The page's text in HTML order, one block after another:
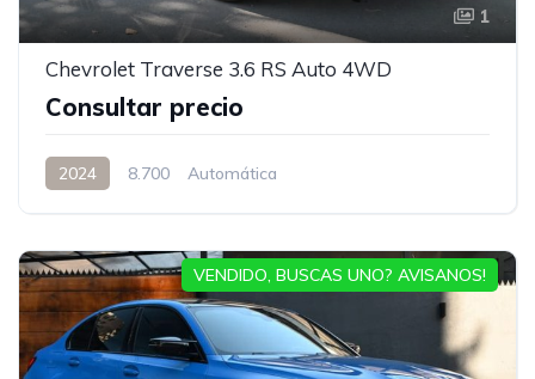
1
Chevrolet Traverse 3.6 RS Auto 4WD
Consultar precio
2024 8.700 Automática
VENDIDO, BUSCAS UNO? AVISANOS!